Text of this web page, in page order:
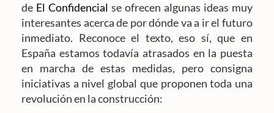
de El Confidencial se ofrecen algunas ideas muy
interesantes acerca de por dónde va a ir el futuro
inmediato. Reconoce el texto, eso sí, que en
España estamos todavía atrasados en la puesta
en marcha de estas medidas, pero consigna
iniciativas a nivel global que proponen toda una
revolución en la construcción: